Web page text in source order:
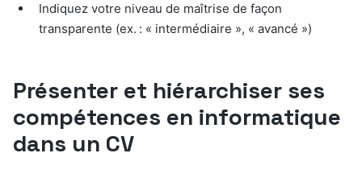
Indiquez votre niveau de maîtrise de façon
transparente (ex. : « intermédiaire », « avancé »)
Présenter et hiérarchiser ses
compétences en informatique
dans un CV